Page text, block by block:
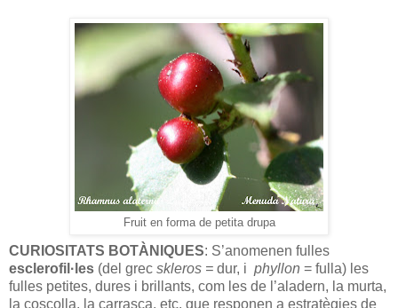
Fruit en forma de petita drupa
CURIOSITATS BOTÀNIQUES: S’anomenen fulles
esclerofil·les (del grec skleros = dur, i phyllon = fulla) les
fulles petites, dures i brillants, com les de l’aladern, la murta,
la coscolla, la carrasca, etc. que responen a estratègies de